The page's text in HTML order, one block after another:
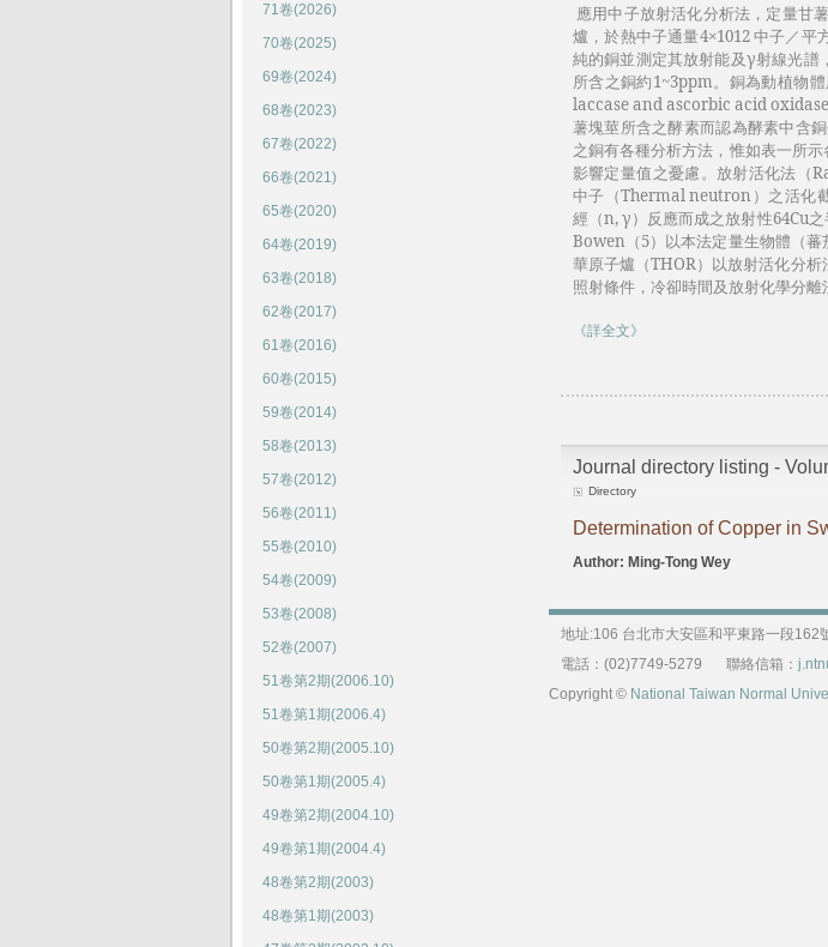
71卷(2026)
70卷(2025)
69卷(2024)
68卷(2023)
67卷(2022)
66卷(2021)
65卷(2020)
64卷(2019)
63卷(2018)
62卷(2017)
61卷(2016)
60卷(2015)
59卷(2014)
58卷(2013)
57卷(2012)
56卷(2011)
55卷(2010)
54卷(2009)
53卷(2008)
52卷(2007)
51卷第2期(2006.10)
51卷第1期(2006.4)
50卷第2期(2005.10)
50卷第1期(2005.4)
49卷第2期(2004.10)
49卷第1期(2004.4)
48卷第2期(2003)
48卷第1期(2003)
應用中子放射活化分析法，定量甘
爐，於熱中子通量4×1012 中子／
純的銅並測定其放射能及γ射線光譜
所含之銅約1~3ppm。銅為動植物
laccase and ascorbic acid
薯塊莖所含之酵素而認為酵素中含
之銅有各種分析方法，惟如表一所
影響定量值之憂慮。放射活化法（
中子（Thermal neutron）之活化
經（n, γ）反應而成之放射性64Cu
Bowen（5）以本法定量生物體（
華原子爐（THOR）以放射活化分
照射條件，冷卻時間及放射化學分
《詳全文》
Journal directory listing -
Directory
Determination of Copper in
Author: Ming-Tong Wey
地址:106 台北市大安區和平東路一段162
電話：(02)7749-5279
聯絡信箱：
Copyright © National Taiwan Normal